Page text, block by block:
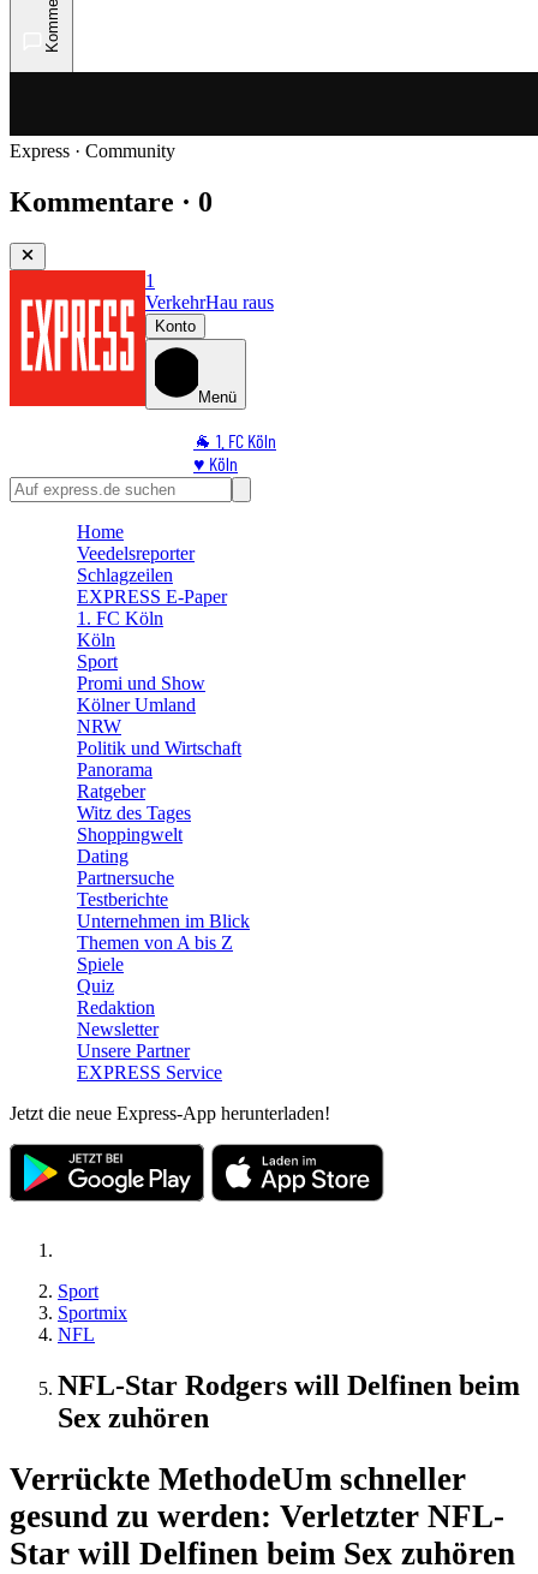
Express · Community
Kommentare · 0
1
VerkehrHau raus
Konto
Menü
🐐 1. FC Köln
♥️ Köln
⭐ Promi
🛒 Shoppingwelt
Home
Veedelsreporter
Schlagzeilen
EXPRESS E-Paper
1. FC Köln
Köln
Sport
Promi und Show
Kölner Umland
NRW
Politik und Wirtschaft
Panorama
Ratgeber
Witz des Tages
Shoppingwelt
Dating
Partnersuche
Testberichte
Unternehmen im Blick
Themen von A bis Z
Spiele
Quiz
Redaktion
Newsletter
Unsere Partner
EXPRESS Service
Jetzt die neue Express-App herunterladen!
Sport
Sportmix
NFL
NFL-Star Rodgers will Delfinen beim
Sex zuhören
Verrückte MethodeUm schneller
gesund zu werden: Verletzter NFL-
Star will Delfinen beim Sex zuhören